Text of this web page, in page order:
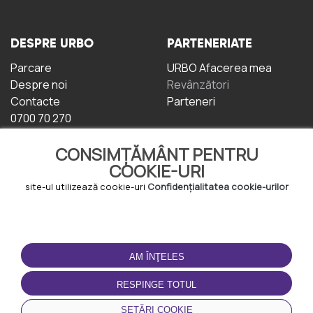
CONSIMȚĂMÂNT PENTRU
COOKIE-URI
site-ul utilizează cookie-uri Confidențialitatea cookie-urilor
AM ÎNŢELES
RESPINGE TOTUL
SETĂRI COOKIE
DESPRE URBO
Parcare
Despre noi
Contacte
0700 70 270
PARTENERIATE
URBO Afacerea mea
Revânzători
Parteneri
TERMENI DE UTILIZARE
Termeni și condiții
Politica de
Confidențialitate
Politica de cookie-uri
DESCĂRCAȚI
APLICAȚIA